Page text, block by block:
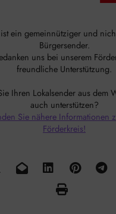
ein gemeinnütziger und
Bürgersender.
uns bei unserem
freundliche Unterstützung.
Ihren Lokalsender aus dem
auch unterstützen?
Sie nähere Informationen
Förderkreis!